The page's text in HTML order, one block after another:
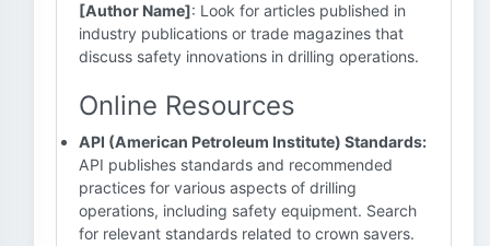
[Author Name]: Look for articles published in
industry publications or trade magazines that
discuss safety innovations in drilling operations.
Online Resources
API (American Petroleum Institute) Standards:
API publishes standards and recommended
practices for various aspects of drilling
operations, including safety equipment. Search
for relevant standards related to crown savers.